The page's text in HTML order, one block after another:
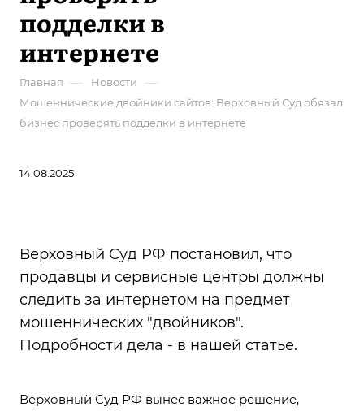
подделки в
интернете
Главная — Новости —
Мошеннические двойники сайтов: Верховный Суд обязал
бизнес проверять подделки в интернете
14.08.2025
Верховный Суд РФ постановил, что
продавцы и сервисные центры должны
следить за интернетом на предмет
мошеннических "двойников".
Подробности дела - в нашей статье.
Верховный Суд РФ вынес важное решение,